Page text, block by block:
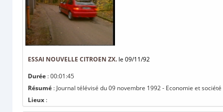
ESSAI NOUVELLE CITROEN ZX. le 09/11/92
Durée : 00:01:45
Résumé : Journal télévisé du 09 novembre 1992 - Economie et
Lieux :